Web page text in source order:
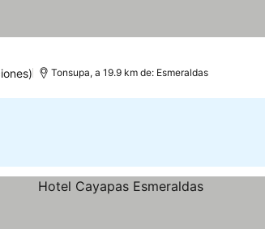
Tonsupa, a 19.9 km de: Esmeraldas